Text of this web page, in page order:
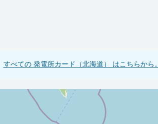
すべての 発電所カード（北海道） はこちらから。